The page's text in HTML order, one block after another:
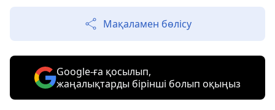
Мақаламен бөлісу
Google-ға қосылып,
жаңалықтарды бірінші болып оқыңыз